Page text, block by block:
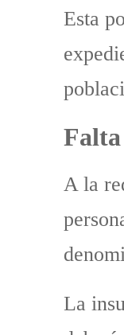
Esta
Falta
A la
La